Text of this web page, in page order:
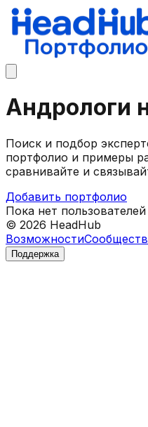
Андрологи
Поиск и подбор
портфолио и примеры
сравнивайте и
Добавить портфолио
Пока нет
© 2026 HeadHub
Возможности
Поддержка